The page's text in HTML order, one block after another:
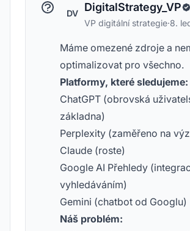
DV DigitalStrategy_VP
VP digitální strategie·8.
Máme omezené zdroje a
optimalizovat pro všechno.
Platformy, které sledujeme:
ChatGPT (obrovská
základna)
Perplexity (zaměřeno na
Claude (roste)
Google AI Přehledy
vyhledáváním)
Gemini (chatbot od Googlu)
Náš problém: